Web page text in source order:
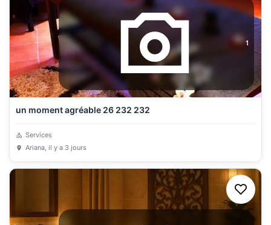
1
un moment agréable 26 232 232
Services
Ariana, il y a 3 jours